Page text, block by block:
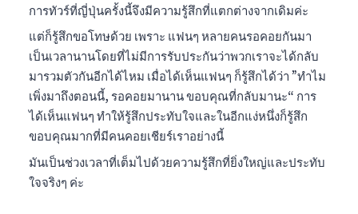
การทัวร์ที่ญี่ปุ่นครั้งนี้จึงมีความรู้สึกที่แตกต่างจากเดิมค่ะ
แต่ก็รู้สึกขอโทษด้วย เพราะ แฟนๆ หลายคนรอคอยกันมา
เป็นเวลานานโดยที่ไม่มีการรับประกันว่าพวกเราจะได้กลับ
มารวมตัวกันอีกได้ไหม เมื่อได้เห็นแฟนๆ ก็รู้สึกได้ว่า ”ทำไม
เพิ่งมาถึงตอนนี้, รอคอยมานาน ขอบคุณที่กลับมานะ“ การ
ได้เห็นแฟนๆ ทำให้รู้สึกประทับใจและในอีกแง่หนึ่งก็รู้สึก
ขอบคุณมากที่มีคนคอยเชียร์เราอย่างนี้
มันเป็นช่วงเวลาที่เต็มไปด้วยความรู้สึกที่ยิ่งใหญ่และประทับ
ใจจริงๆ ค่ะ